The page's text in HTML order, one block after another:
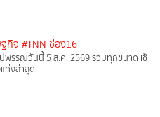
กิจ #TNN ช่อง16
พรรณวันนี้ 5 ส.ค. 2569 รวมทุกขนาด เช็
ท่งล่าสุด